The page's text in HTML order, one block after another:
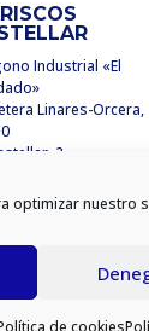
optimizar nuestro
de cookies
Industrial «El
Linares-Orcera,
2
España